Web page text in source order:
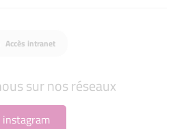
Accès intranet
sur nos réseaux
instagram